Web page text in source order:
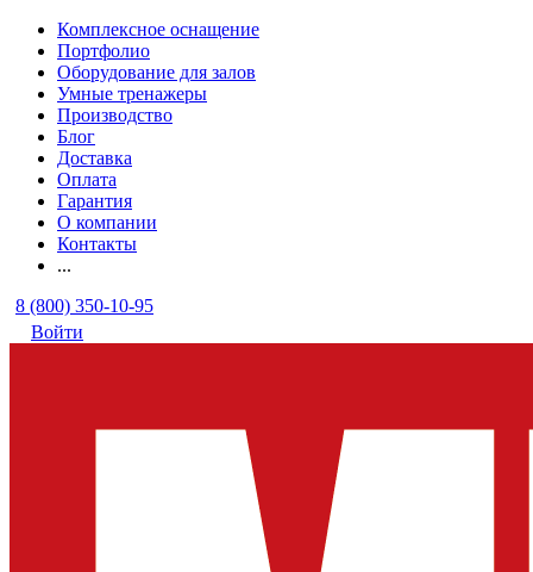
Комплексное оснащение
Портфолио
Оборудование для залов
Умные тренажеры
Производство
Блог
Доставка
Оплата
Гарантия
О компании
Контакты
...
8 (800) 350-10-95
Войти